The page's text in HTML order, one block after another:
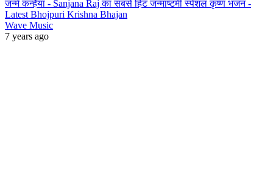
जन्मे कन्हैया - Sanjana Raj का सबसे हिट जन्माष्टमी स्पेशल कृष्ण भजन -
Latest Bhojpuri Krishna Bhajan
Wave Music
7 years ago